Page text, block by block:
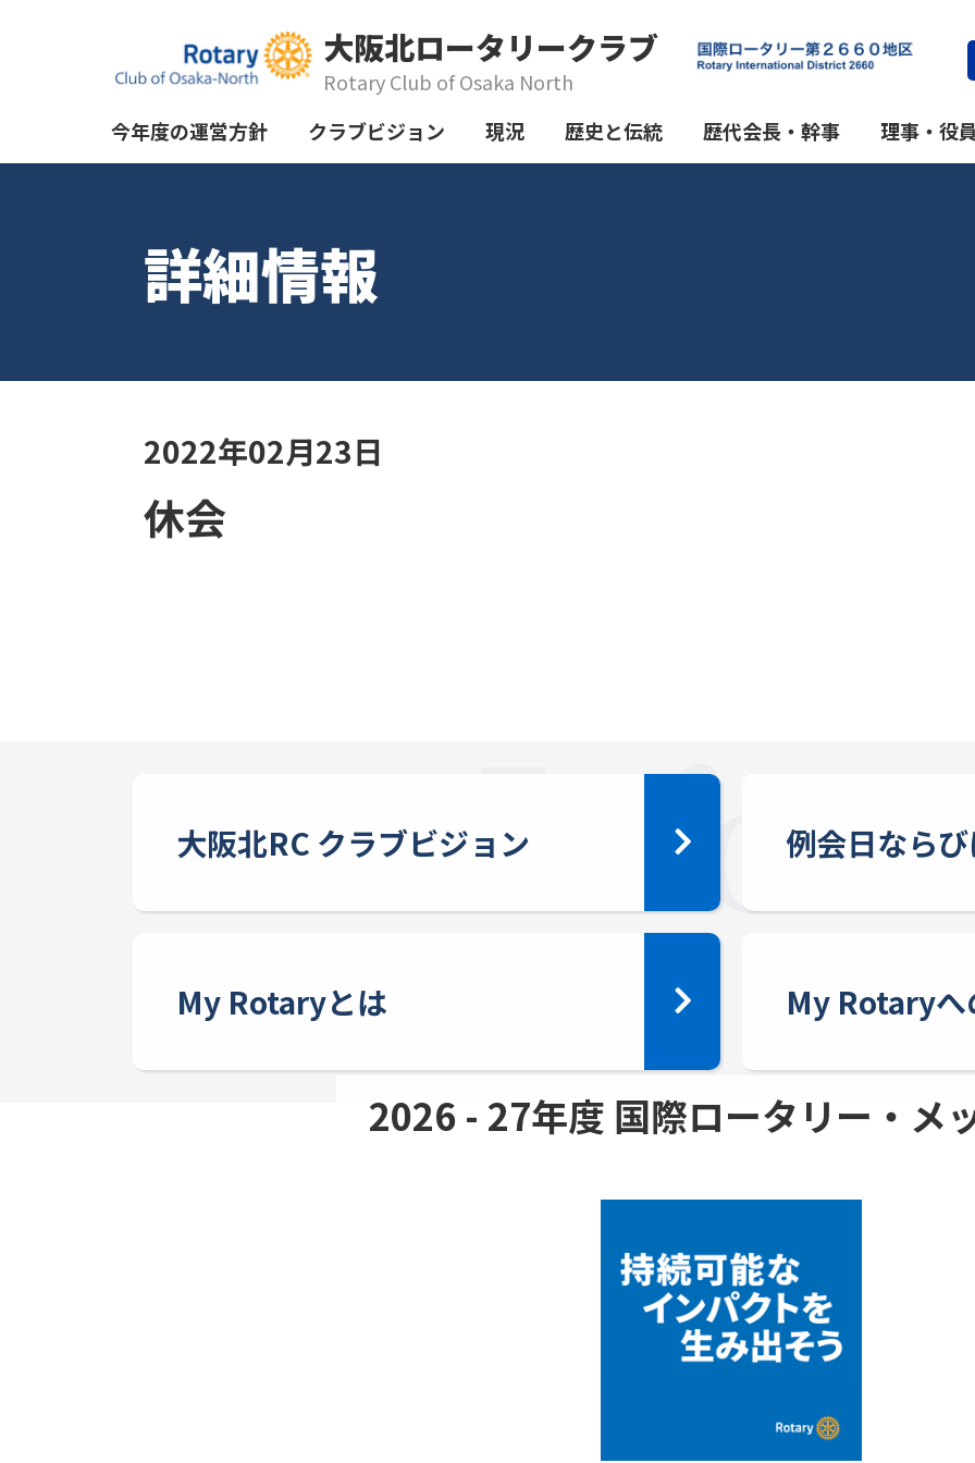
大阪北ロータリークラブ
Rotary Club of Osaka North
今年度の運営方針
クラブビジョン 現況 歴史と伝統 歴代会長・幹事 理事・役
詳細情報
2022年02月23日
休会
大阪北RC クラブビジョン 例会日なら
My Rotaryとは My Rotaryへ
2026 - 27年度 国際ロータリー・メ